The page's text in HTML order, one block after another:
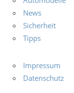
News
Sicherheit
Tipps
Impressum
Datenschutz